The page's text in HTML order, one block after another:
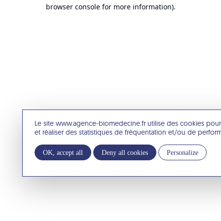
Le site www.agence-biomedecine.fr utilise des cookies
et réaliser des statistiques de fréquentation et/ou de
OK, accept all Deny all cookies Personalize
browser console for more information).